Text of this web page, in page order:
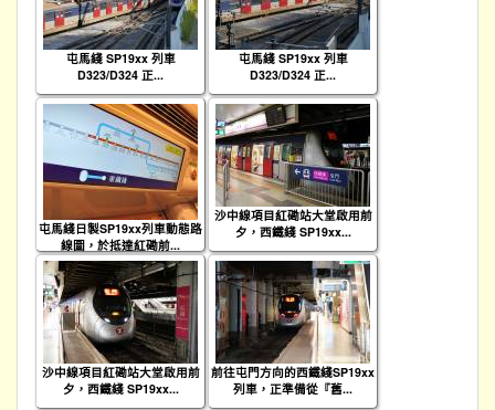
屯馬綫 SP19xx 列車
D323/D324 正...
屯馬綫 SP19xx 列車
D323/D324 正...
屯馬綫日製SP19xx列車動態路
線圖，於抵達紅磡前...
沙中線項目紅磡站大堂啟用前
夕，西鐵綫 SP19xx...
沙中線項目紅磡站大堂啟用前
夕，西鐵綫 SP19xx...
前往屯門方向的西鐵綫SP19xx
列車，正準備從『舊...